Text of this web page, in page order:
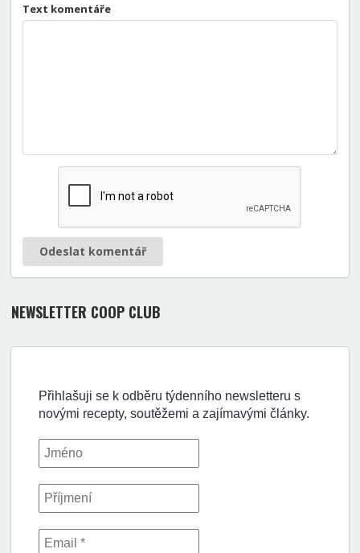
Text komentáře
Odeslat komentář
NEWSLETTER COOP CLUB